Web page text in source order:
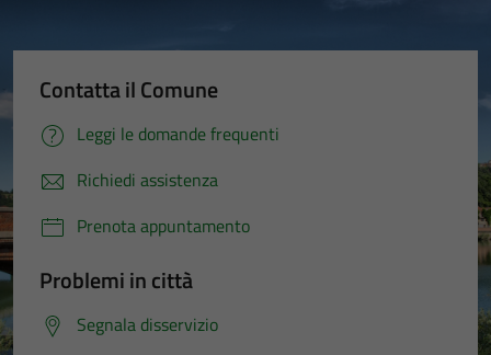
Contatta il Comune
Leggi le domande frequenti
Richiedi assistenza
Prenota appuntamento
Problemi in città
Segnala disservizio